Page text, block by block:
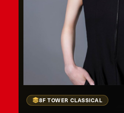
8F TOWER CLASSICAL